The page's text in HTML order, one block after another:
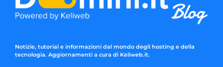
Notizie, tutorial e informazioni dal mondo degli hosting e della
tecnologia. Aggiornamenti a cura di Keliweb.it.